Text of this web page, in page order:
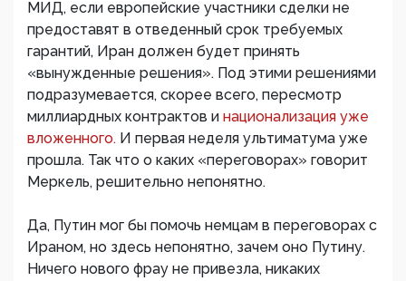
МИД, если европейские участники сделки не
предоставят в отведенный срок требуемых
гарантий, Иран должен будет принять
«вынужденные решения». Под этими решениями
подразумевается, скорее всего, пересмотр
миллиардных контрактов и национализация уже
вложенного. И первая неделя ультиматума уже
прошла. Так что о каких «переговорах» говорит
Меркель, решительно непонятно.
Да, Путин мог бы помочь немцам в переговорах с
Ираном, но здесь непонятно, зачем оно Путину.
Ничего нового фрау не привезла, никаких